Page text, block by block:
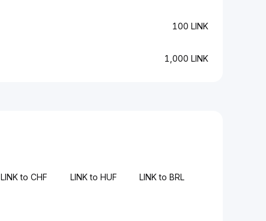
100 LINK
1,000 LINK
LINK to CHF LINK to HUF LINK to BRL